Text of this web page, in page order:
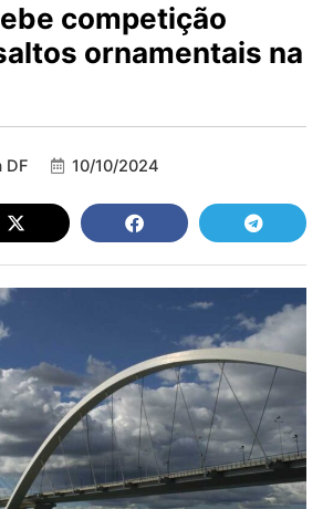
competição
ornamentais na
DF 10/10/2024